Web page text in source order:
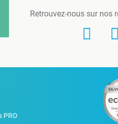
Retrouvez-nous sur nos
PRO